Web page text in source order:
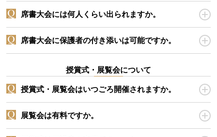
席書大会には何人くらい出られますか。
席書大会に保護者の付き添いは可能ですか。
授賞式・展覧会について
授賞式・展覧会はいつごろ開催されますか。
展覧会は有料ですか。